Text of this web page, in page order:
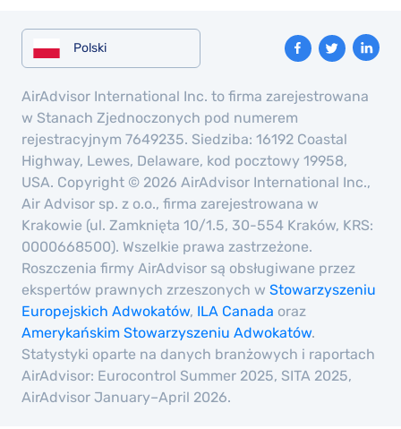
Polski
AirAdvisor International Inc. to firma zarejestrowana
w Stanach Zjednoczonych pod numerem
rejestracyjnym 7649235. Siedziba: 16192 Coastal
Highway, Lewes, Delaware, kod pocztowy 19958,
USA. Copyright © 2026 AirAdvisor International Inc.,
Air Advisor sp. z o.o., firma zarejestrowana w
Krakowie (ul. Zamknięta 10/1.5, 30-554 Kraków, KRS:
0000668500). Wszelkie prawa zastrzeżone.
Roszczenia firmy AirAdvisor są obsługiwane przez
ekspertów prawnych zrzeszonych w Stowarzyszeniu
Europejskich Adwokatów, ILA Canada oraz
Amerykańskim Stowarzyszeniu Adwokatów.
Statystyki oparte na danych branżowych i raportach
AirAdvisor: Eurocontrol Summer 2025, SITA 2025,
AirAdvisor January–April 2026.